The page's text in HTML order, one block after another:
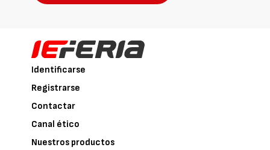
Identificarse
Registrarse
Contactar
Canal ético
Nuestros productos